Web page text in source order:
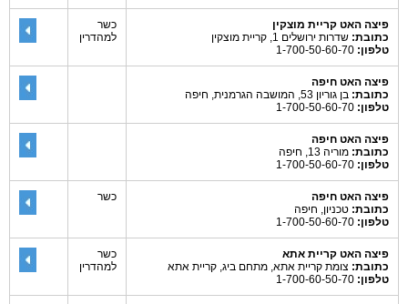
פיצה האט קריית מוצקין
כתובת: שדרות ירושלים 1, קריית מוצקין
טלפון:
כשר
למהדרין
פיצה האט חיפה
כתובת: בן גוריון 53, המושבה הגרמנית, חיפה
טלפון:
פיצה האט חיפה
כתובת: מוריה 13, חיפה
טלפון:
פיצה האט חיפה
כתובת: טכניון, חיפה
טלפון:
כשר
פיצה האט קריית אתא
כתובת: צומת קריית אתא, מתחם ביג, קריית אתא
טלפון:
כשר
למהדרין